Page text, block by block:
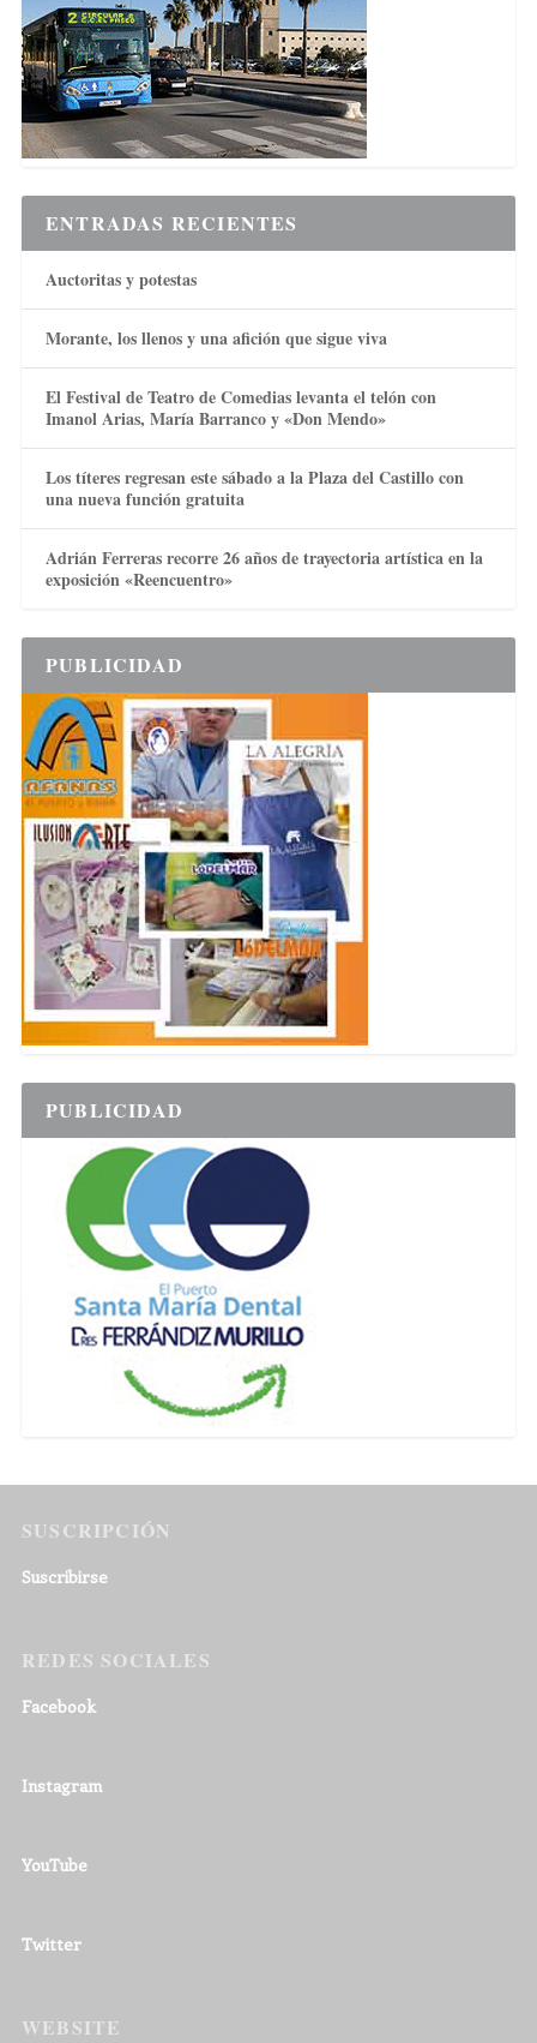
ENTRADAS RECIENTES
Auctoritas y potestas
Morante, los llenos y una afición que sigue viva
El Festival de Teatro de Comedias levanta el telón con
Imanol Arias, María Barranco y «Don Mendo»
Los títeres regresan este sábado a la Plaza del Castillo con
una nueva función gratuita
Adrián Ferreras recorre 26 años de trayectoria artística en la
exposición «Reencuentro»
PUBLICIDAD
PUBLICIDAD
SUSCRIPCIÓN
Suscribirse
REDES SOCIALES
Facebook
Instagram
YouTube
Twitter
WEBSITE